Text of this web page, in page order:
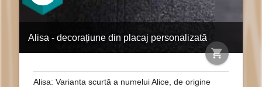
Alisa - decorațiune din placaj personalizată
shopping_cart
Alisa: Varianta scurtă a numelui Alice, de origine